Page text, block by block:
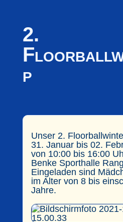
2.
p
Unser 2.
31. Januar bis 02.
von 10:00 bis 16:00
Benke Sporthalle
Eingeladen sind
im Alter von 8 bis
Jahre.